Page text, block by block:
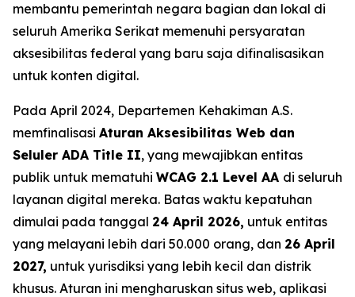
membantu pemerintah negara bagian dan lokal di
seluruh Amerika Serikat memenuhi persyaratan
aksesibilitas federal yang baru saja difinalisasikan
untuk konten digital.
Pada April 2024, Departemen Kehakiman A.S.
memfinalisasi Aturan Aksesibilitas Web dan
Seluler ADA Title II, yang mewajibkan entitas
publik untuk mematuhi WCAG 2.1 Level AA di seluruh
layanan digital mereka. Batas waktu kepatuhan
dimulai pada tanggal 24 April 2026, untuk entitas
yang melayani lebih dari 50.000 orang, dan 26 April
2027, untuk yurisdiksi yang lebih kecil dan distrik
khusus. Aturan ini mengharuskan situs web, aplikasi